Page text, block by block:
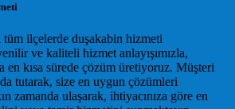
ilçelerde duşakabin hizmeti
ve kaliteli hizmet anlayışımızla,
en kısa sürede çözüm üretiyoruz. Müşteri
tutarak, size en uygun çözümleri
zamanda ulaşarak, ihtiyacınıza göre en